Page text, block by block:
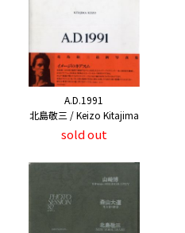
A.D.1991
北島敬三 / Keizo Kitajima
sold out